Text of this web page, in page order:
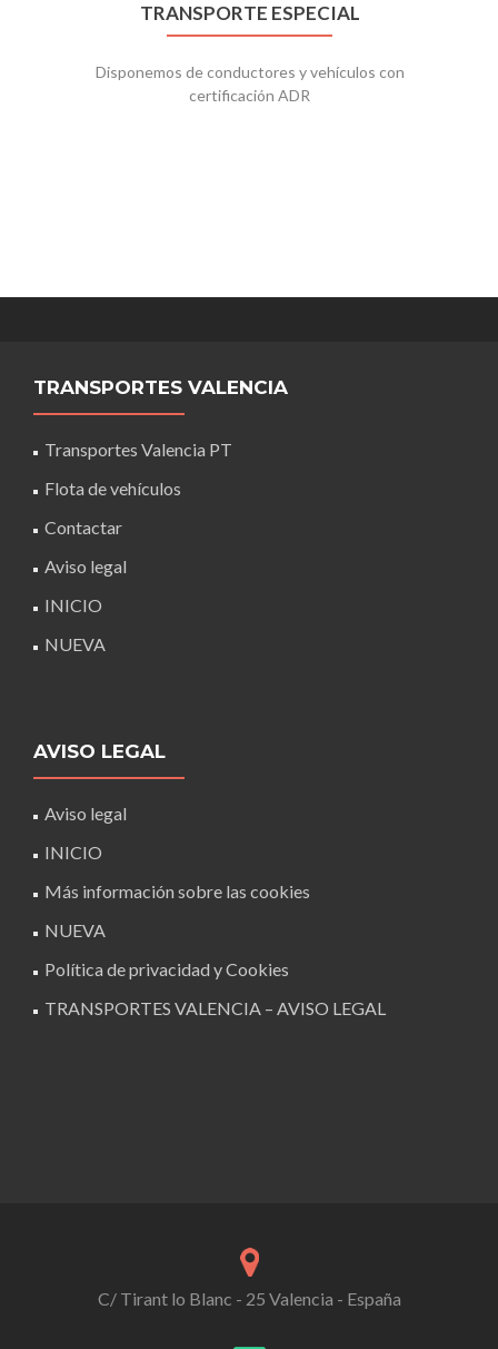
TRANSPORTE ESPECIAL
Disponemos de conductores y vehículos con
certificación ADR
TRANSPORTES VALENCIA
Transportes Valencia PT
Flota de vehículos
Contactar
Aviso legal
INICIO
NUEVA
AVISO LEGAL
Aviso legal
INICIO
Más información sobre las cookies
NUEVA
Política de privacidad y Cookies
TRANSPORTES VALENCIA – AVISO LEGAL
C/ Tirant lo Blanc - 25 Valencia - España